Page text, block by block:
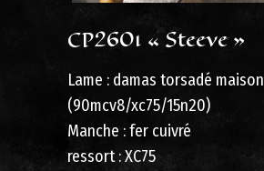
CP2601 « Steeve »
Lame : damas torsadé maison
(90mcv8/xc75/15n20)
Manche : fer cuivré
ressort : XC75